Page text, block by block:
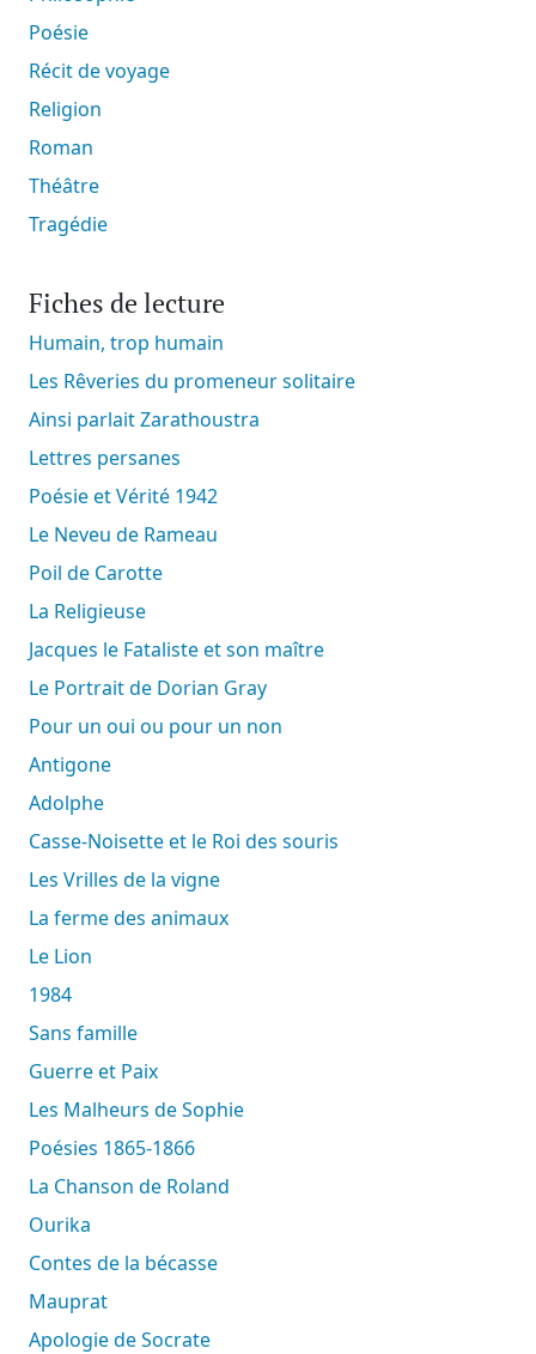
Poésie
Récit de voyage
Religion
Roman
Théâtre
Tragédie
Fiches de lecture
Humain, trop humain
Les Rêveries du promeneur solitaire
Ainsi parlait Zarathoustra
Lettres persanes
Poésie et Vérité 1942
Le Neveu de Rameau
Poil de Carotte
La Religieuse
Jacques le Fataliste et son maître
Le Portrait de Dorian Gray
Pour un oui ou pour un non
Antigone
Adolphe
Casse-Noisette et le Roi des souris
Les Vrilles de la vigne
La ferme des animaux
Le Lion
1984
Sans famille
Guerre et Paix
Les Malheurs de Sophie
Poésies 1865-1866
La Chanson de Roland
Ourika
Contes de la bécasse
Mauprat
Apologie de Socrate